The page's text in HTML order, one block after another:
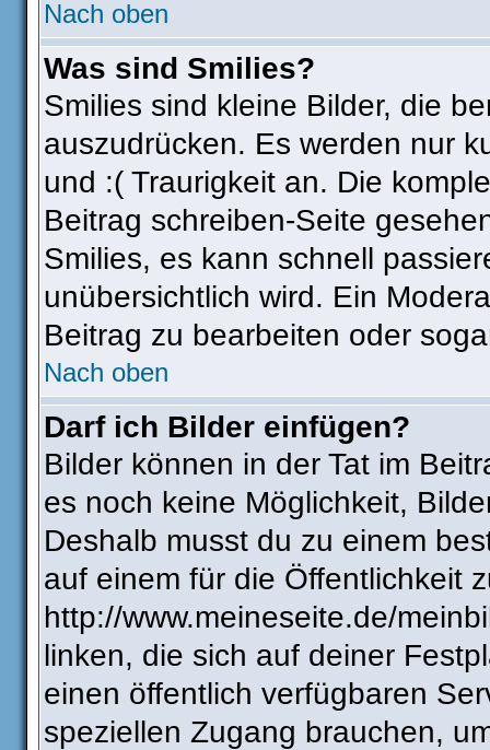
Nach oben
Was sind Smilies?
Smilies sind kleine Bilder, die
auszudrücken. Es werden nur
und :( Traurigkeit an. Die
Beitrag schreiben-Seite
Smilies, es kann schnell
unübersichtlich wird. Ein
Beitrag zu bearbeiten oder
Nach oben
Darf ich Bilder einfügen?
Bilder können in der Tat im
es noch keine Möglichkeit,
Deshalb musst du zu einem
auf einem für die Öffentlichkeit
http://www.meineseite.de/
linken, die sich auf deiner
einen öffentlich verfügbaren
speziellen Zugang brauchen,